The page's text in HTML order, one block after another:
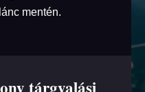
mentén.
tárgyalási